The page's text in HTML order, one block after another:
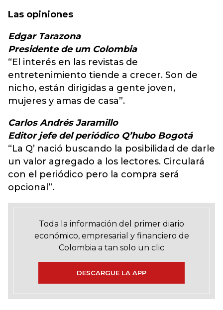
Las opiniones
Edgar Tarazona
Presidente de um Colombia
“El interés en las revistas de
entretenimiento tiende a crecer. Son de
nicho, están dirigidas a gente joven,
mujeres y amas de casa”.
Carlos Andrés Jaramillo
Editor jefe del periódico Q’hubo Bogotá
“La Q’ nació buscando la posibilidad de darle
un valor agregado a los lectores. Circulará
con el periódico pero la compra será
opcional”.
Toda la información del primer diario
económico, empresarial y financiero de
Colombia a tan solo un clic
DESCARGUE LA APP